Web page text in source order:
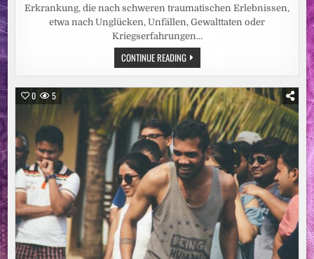
Erkrankung, die nach schweren traumatischen Erlebnissen,
etwa nach Unglücken, Unfällen, Gewalttaten oder
Kriegserfahrungen…
CONTINUE READINGCANNABIS-
WIRKSTOFF
THC
TRAUMABEDINGTE
ALBTRÄUME
AUSSCHALTEN
0 5